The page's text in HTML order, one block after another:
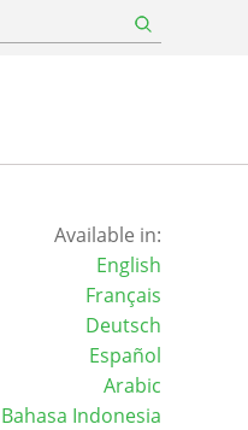
Available in:
English
Français
Deutsch
Español
Arabic
Bahasa Indonesia